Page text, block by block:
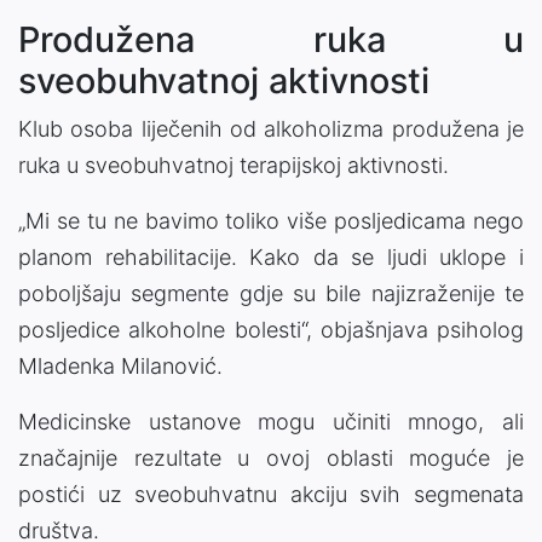
Produžena ruka u
sveobuhvatnoj aktivnosti
Klub osoba liječenih od alkoholizma produžena je
ruka u sveobuhvatnoj terapijskoj aktivnosti.
„Mi se tu ne bavimo toliko više posljedicama nego
planom rehabilitacije. Kako da se ljudi uklope i
poboljšaju segmente gdje su bile najizraženije te
posljedice alkoholne bolesti“, objašnjava psiholog
Mladenka Milanović.
Medicinske ustanove mogu učiniti mnogo, ali
značajnije rezultate u ovoj oblasti moguće je
postići uz sveobuhvatnu akciju svih segmenata
društva.